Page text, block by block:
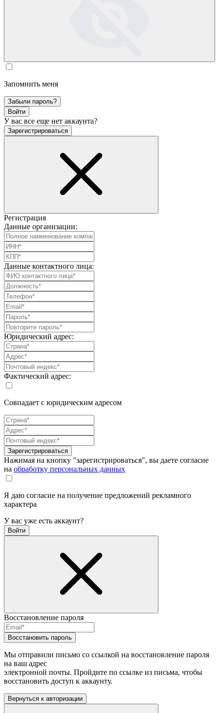
Запомнить меня
Забыли пароль?
Войти
У вас все еще нет аккаунта?
Зарегистрироваться
Регистрация
Данные организации:
Данные контактного лица:
Юридический адрес:
Фактический адрес:
Совпадает с юридическим адресом
Зарегистрироваться
Нажимая на кнопку "зарегистрироваться", вы даете согласие
на обработку персональных данных
Я даю согласие на получение предложений рекламного
характера
У вас уже есть аккаунт?
Войти
Восстановление пароля
Восстановить пароль
Мы отправили письмо со ссылкой на восстановление пароля
на ваш адрес
электронной почты. Пройдите по ссылке из письма, чтобы
восстановить доступ к аккаунту.
Вернуться к авторизации